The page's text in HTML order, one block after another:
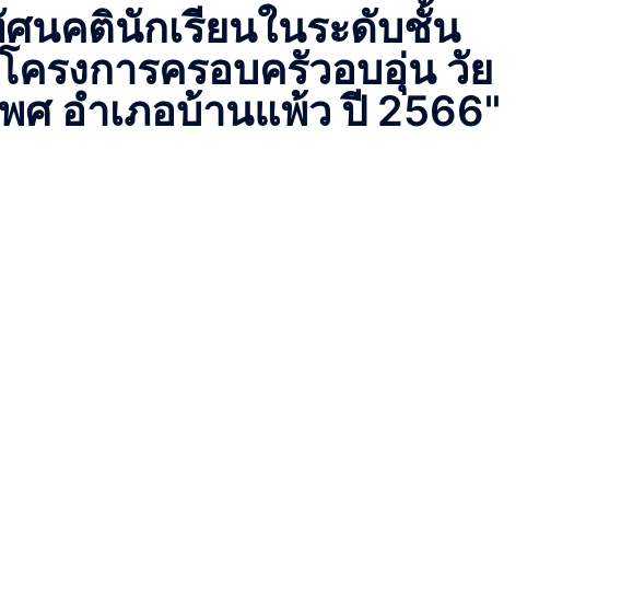
นคตินักเรียนในระดับชั้น
รงการครอบครัวอบอุ่น วัย
พศ อำเภอบ้านแพ้ว ปี 2566"